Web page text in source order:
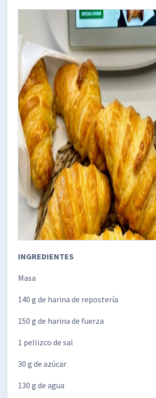
INGREDIENTES
Masa
140 g de harina de repostería
150 g de harina de fuerza
1 pellizco de sal
30 g de azúcar
130 g de agua